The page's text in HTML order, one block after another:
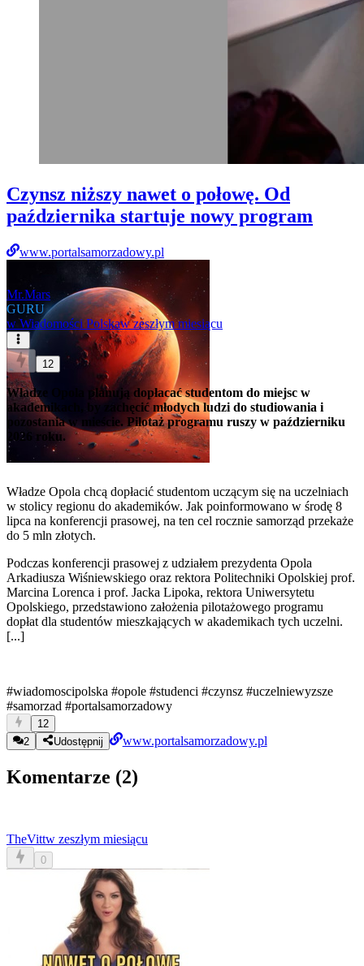
Czynsz niższy nawet o połowę. Od
października startuje nowy program
www.portalsamorzadowy.pl
Mr.Mars
GURU
w Wiadomości Polskaw zeszłym miesiącu
12
Władze Opola planują dopłacać studentom do miejsc w
akademikach, by zachęcić młodych ludzi do studiowania i
pozostania w mieście. Pilotaż programu ruszy w październiku
2026 roku.
Władze Opola chcą dopłacić studentom uczącym się na uczelniach
w stolicy regionu do akademików. Jak poinformowano w środę 8
lipca na konferencji prasowej, na ten cel rocznie samorząd przekaże
do 5 mln złotych.
Podczas konferencji prasowej z udziałem prezydenta Opola
Arkadiusza Wiśniewskiego oraz rektora Politechniki Opolskiej prof.
Marcina Lorenca i prof. Jacka Lipoka, rektora Uniwersytetu
Opolskiego, przedstawiono założenia pilotażowego programu
dopłat dla studentów mieszkających w akademikach tych uczelni.
[...]
#wiadomoscipolska #opole #studenci #czynsz #uczelniewyzsze
#samorzad #portalsamorzadowy
12
2
Udostępnij www.portalsamorzadowy.pl
Komentarze (2)
TheVittw zeszłym miesiącu
0